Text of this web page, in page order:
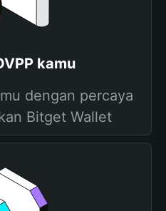
kamu
dengan percaya
Bitget Wallet